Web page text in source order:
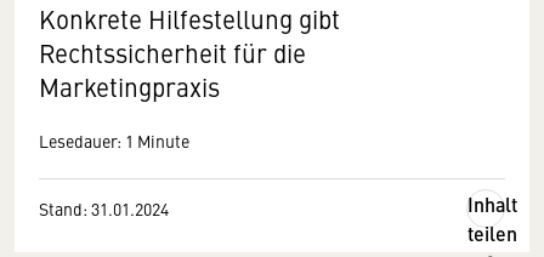
Konkrete Hilfestellung gibt
Rechtssicherheit für die
Marketingpraxis
Lesedauer: 1 Minute
Stand: 31.01.2024
Inhalt
teilen